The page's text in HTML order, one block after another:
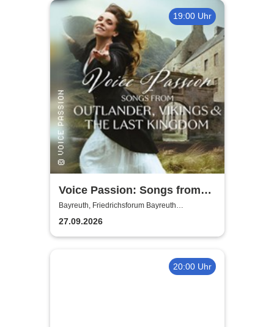
19:00 Uhr
Voice Passion: Songs from
Outlander, Vikings & The Last
Kingdom
Bayreuth, Friedrichsforum Bayreuth
(Balkonsaal)
27.09.2026
20:00 Uhr